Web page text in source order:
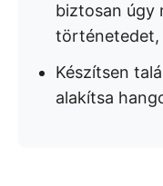
biztosan úgy
történetedet,
Készítsen
alakítsa